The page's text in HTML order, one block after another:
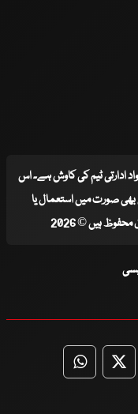
ادارتی ٹیم کی کاوش ہے۔ اس
بھی صورت میں استعمال یا
ہیں © 2026